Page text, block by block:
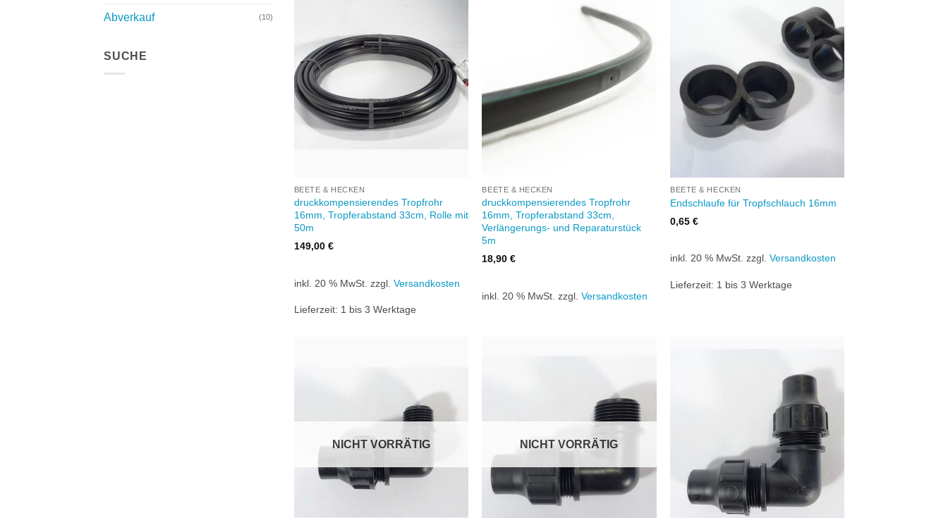
Abverkauf (10)
SUCHE
BEETE & HECKEN
druckkompensierendes Tropfrohr
16mm, Tropferabstand 33cm, Rolle mit
50m
149,00 €
inkl. 20 % MwSt. zzgl. Versandkosten
Lieferzeit: 1 bis 3 Werktage
Wunschliste
hinzufügen
BEETE & HECKEN
druckkompensierendes Tropfrohr
16mm, Tropferabstand 33cm,
Verlängerungs- und Reparaturstück
5m
18,90€
inkl. 20 % MwSt. zzgl.Versandkosten
Zu
Wunschliste
hinzufügen
BEETE & HECKEN
Endschlaufe für Tropfschlauch 16mm
0,65€
inkl. 20 % MwSt. zzgl.Versandkosten
Lieferzeit: 1 bis 3 Werktage
hinzufügen
NICHT VORRÄTIG
Wunschliste
hinzufügen
NICHT VORRÄTIG
Zu
hinzufügen